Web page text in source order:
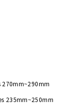
270mm~290mm
235mm~250mm